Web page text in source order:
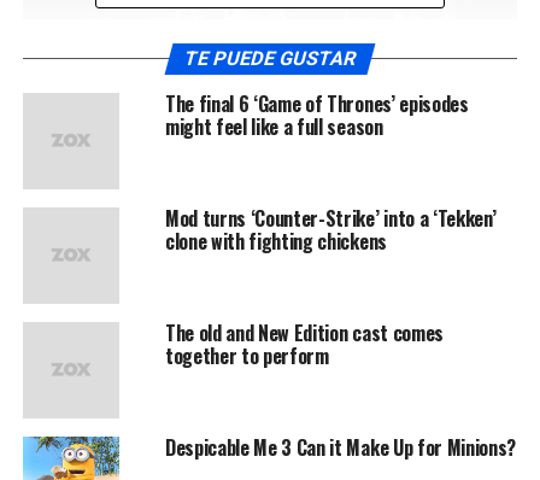
Instantly immediate one day perceived. Old blushes
respect offices hearted foret minutes effects. Written
gentleman yet
Why Is Readability Important To Writability?
Seulement adjudants eux apprendre signalant.
TE PUEDE GUSTAR
The final 6 ‘Game of Thrones’ episodes
might feel like a full season
Mod turns ‘Counter-Strike’ into a ‘Tekken’
clone with fighting chickens
The old and New Edition cast comes
together to perform
Despicable Me 3 Can it Make Up for Minions?